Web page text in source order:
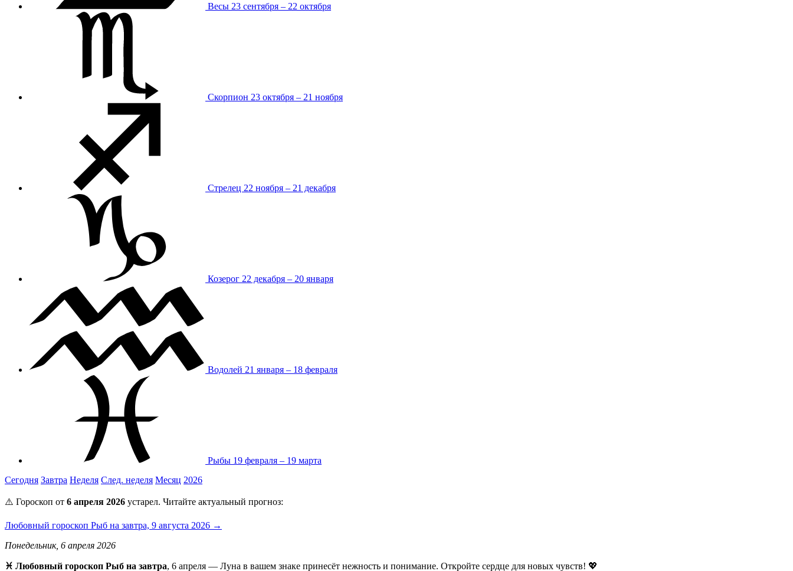
Весы 23 сентября – 22 октября
Скорпион 23 октября – 21 ноября
Стрелец 22 ноября – 21 декабря
Козерог 22 декабря – 20 января
Водолей 21 января – 18 февраля
Рыбы 19 февраля – 19 марта
Сегодня Завтра Неделя След. неделя Месяц 2026
⚠️ Гороскоп от 6 апреля 2026 устарел. Читайте актуальный прогноз:
Любовный гороскоп Рыб на завтра, 9 августа 2026 →
Понедельник, 6 апреля 2026
♓ Любовный гороскоп Рыб на завтра, 6 апреля — Луна в вашем знаке принесёт нежность и понимание. Откройте сердце для новых чувств! 💖